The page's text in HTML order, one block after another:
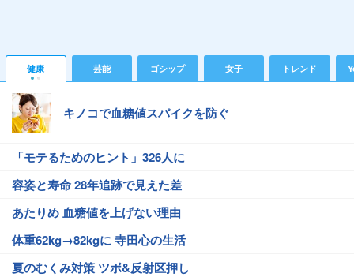
健康 芸能 ゴシップ 女子 トレンド
キノコで血糖値スパイクを防ぐ
「モテるためのヒント」326人に
容姿と寿命 28年追跡で見えた差
あたりめ 血糖値を上げない理由
体重62kg→82kgに 寺田心の生活
夏のむくみ対策 ツボ&反射区押し